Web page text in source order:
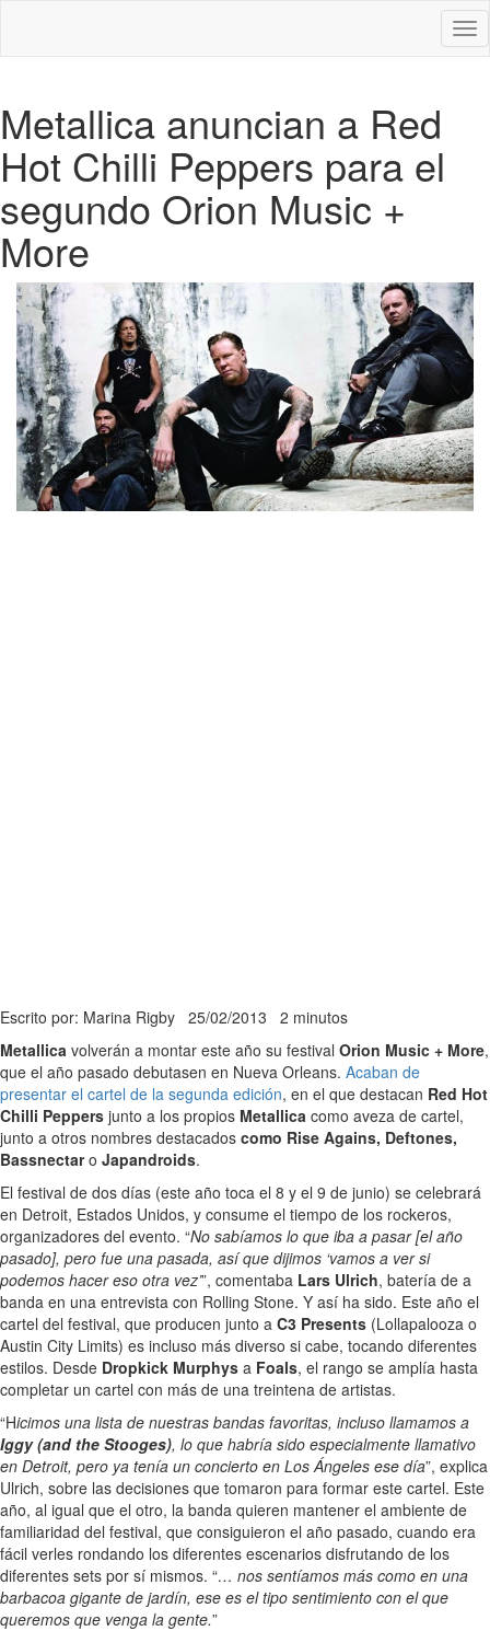
Metallica anuncian a Red
Hot Chilli Peppers para el
segundo Orion Music +
More
Escrito por: Marina Rigby 25/02/2013 2 minutos
Metallica volverán a montar este año su festival Orion Music + More,
que el año pasado debutasen en Nueva Orleans. Acaban de
presentar el cartel de la segunda edición, en el que destacan Red Hot
Chilli Peppers junto a los propios Metallica como aveza de cartel,
junto a otros nombres destacados como Rise Agains, Deftones,
Bassnectaro Japandroids.
El festival de dos días (este año toca el 8 y el 9 de junio) se celebrará
en Detroit, Estados Unidos, y consume el tiempo de los rockeros,
organizadores del evento. “No sabíamos lo que iba a pasar [el año
pasado], pero fue una pasada, así que dijimos ‘vamos a ver si
podemos hacer eso otra vez’”, comentaba Lars Ulrich, batería de a
banda en una entrevista con Rolling Stone. Y así ha sido. Este año el
cartel del festival, que producen junto a C3 Presents (Lollapalooza o
Austin City Limits) es incluso más diverso si cabe, tocando diferentes
estilos. Desde Dropkick Murphys a Foals, el rango se amplía hasta
completar un cartel con más de una treintena de artistas.
“Hicimos una lista de nuestras bandas favoritas, incluso llamamos a
Iggy (and the Stooges), lo que habría sido especialmente llamativo
en Detroit, pero ya tenía un concierto en Los Ángeles ese día”, explica
Ulrich, sobre las decisiones que tomaron para formar este cartel. Este
año, al igual que el otro, la banda quieren mantener el ambiente de
familiaridad del festival, que consiguieron el año pasado, cuando era
fácil verles rondando los diferentes escenarios disfrutando de los
diferentes sets por sí mismos. “… nos sentíamos más como en una
barbacoa gigante de jardín, ese es el tipo sentimiento con el que
queremos que venga la gente.”